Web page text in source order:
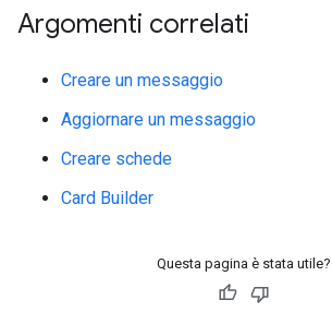
Argomenti correlati
Creare un messaggio
Aggiornare un messaggio
Creare schede
Card Builder
Questa pagina è stata utile?